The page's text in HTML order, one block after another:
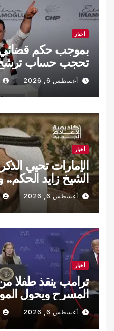
أخبار
بموجب حكم
تحجب حساب ترشح
تركياأغسطس 6, 2026
أخبار
الشيخ زايد الحكم..
الاستمرار على
أغسطس 6, 2026
أخبار
ترامب ينقذ طفلا
المسرح ويحول
سقوط بايدن
أغسطس 6, 2026